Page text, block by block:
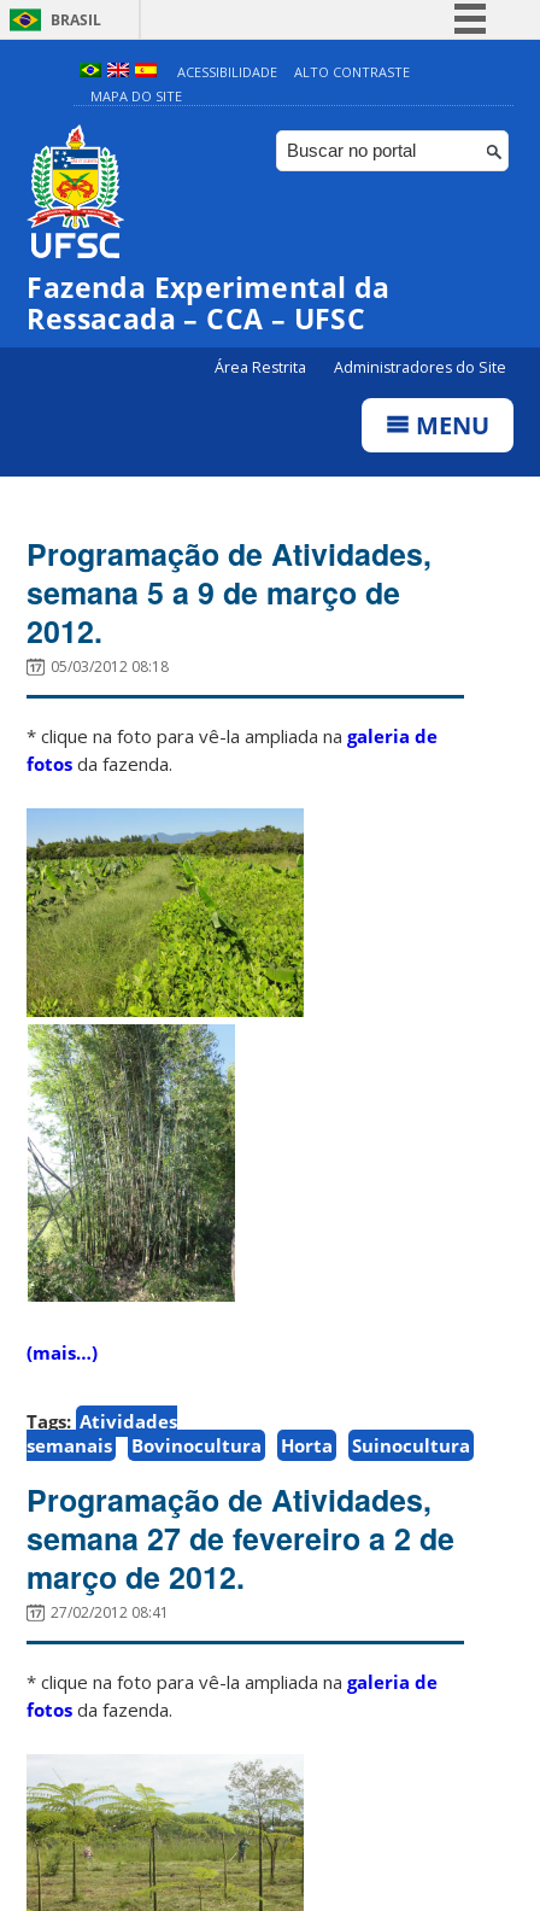
BRASIL
Simplifique!
Comunica BR
Participe
ACESSIBILIDADE
ALTO CONTRASTE
MAPA DO SITE
Fazenda Experimental da
Ressacada – CCA – UFSC
Área Restrita Administradores do Site
MENU
Programação de Atividades,
semana 5 a 9 de março de
2012.
05/03/2012 08:18
* clique na foto para vê-la ampliada nagaleria de
fotos da fazenda.
(mais…)
Tags: Atividades
semanais
Bovinocultura Horta Suinocultura
Programação de Atividades,
semana 27 de fevereiro a 2 de
março de 2012.
27/02/2012 08:41
* clique na foto para vê-la ampliada nagaleria de
fotos da fazenda.